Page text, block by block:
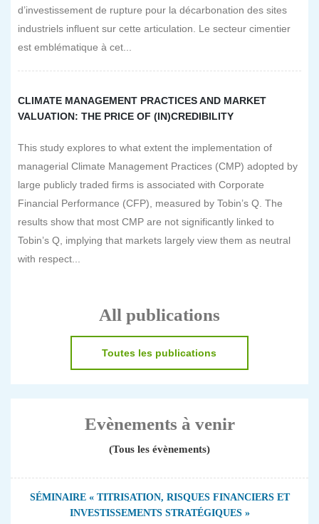
d’investissement de rupture pour la décarbonation des sites
industriels influent sur cette articulation. Le secteur cimentier
est emblématique à cet...
CLIMATE MANAGEMENT PRACTICES AND MARKET
VALUATION: THE PRICE OF (IN)CREDIBILITY
This study explores to what extent the implementation of
managerial Climate Management Practices (CMP) adopted by
large publicly traded firms is associated with Corporate
Financial Performance (CFP), measured by Tobin’s Q. The
results show that most CMP are not significantly linked to
Tobin’s Q, implying that markets largely view them as neutral
with respect...
All publications
Toutes les publications
Evènements à venir
(Tous les évènements)
SÉMINAIRE « TITRISATION, RISQUES FINANCIERS ET
INVESTISSEMENTS STRATÉGIQUES »